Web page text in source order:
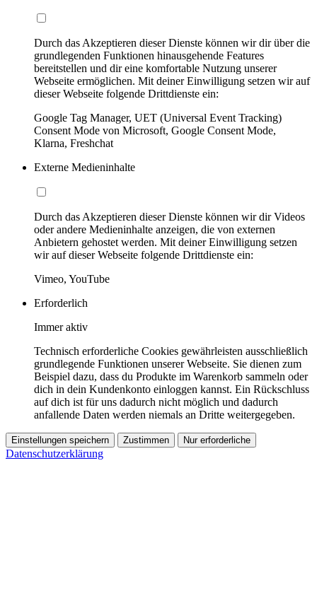
Durch das Akzeptieren dieser Dienste können wir dir über die
grundlegenden Funktionen hinausgehende Features
bereitstellen und dir eine komfortable Nutzung unserer
Webseite ermöglichen. Mit deiner Einwilligung setzen wir auf
dieser Webseite folgende Drittdienste ein:
Google Tag Manager, UET (Universal Event Tracking)
Consent Mode von Microsoft, Google Consent Mode,
Klarna, Freshchat
Externe Medieninhalte
Durch das Akzeptieren dieser Dienste können wir dir Videos
oder andere Medieninhalte anzeigen, die von externen
Anbietern gehostet werden. Mit deiner Einwilligung setzen
wir auf dieser Webseite folgende Drittdienste ein:
Vimeo, YouTube
Erforderlich
Immer aktiv
Technisch erforderliche Cookies gewährleisten ausschließlich
grundlegende Funktionen unserer Webseite. Sie dienen zum
Beispiel dazu, dass du Produkte im Warenkorb sammeln oder
dich in dein Kundenkonto einloggen kannst. Ein Rückschluss
auf dich ist für uns dadurch nicht möglich und dadurch
anfallende Daten werden niemals an Dritte weitergegeben.
Einstellungen speichern Zustimmen Nur erforderliche
Datenschutzerklärung